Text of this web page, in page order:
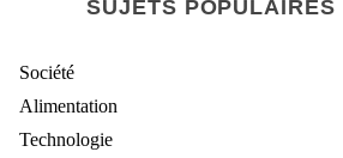
SUJETS POPULAIRES
Société
Alimentation
Technologie